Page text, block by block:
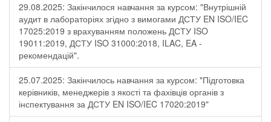
29.08.2025: Закінчилося навчання за курсом: "Внутрішній
аудит в лабораторіях згідно з вимогами ДСТУ EN ISO/IEC
17025:2019 з врахуванням положень ДСТУ ISO
19011:2019, ДСТУ ISO 31000:2018, ILAC, EA -
рекомендацій".
25.07.2025: Закінчилось навчання за курсом: "Підготовка
керівників, менеджерів з якості та фахівців органів з
інспектування за ДСТУ EN ISO/IEC 17020:2019"